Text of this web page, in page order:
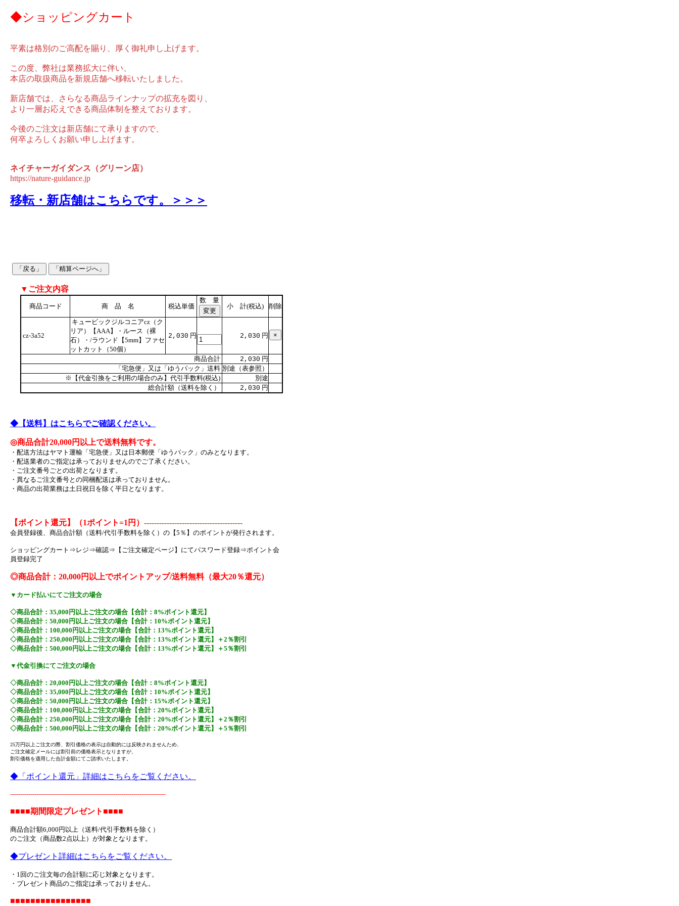
◆ショッピングカート
平素は格別のご高配を賜り、厚く御礼申し上げます。
この度、弊社は業務拡大に伴い、
本店の取扱商品を新規店舗へ移転いたしました。
新店舗では、さらなる商品ラインナップの拡充を図り、
より一層お応えできる商品体制を整えております。
今後のご注文は新店舗にて承りますので、
何卒よろしくお願い申し上げます。
ネイチャーガイダンス（グリーン店）
https://nature-guidance.jp
移転・新店舗はこちらです。＞＞＞
▼ご注文内容
商品コード 商 品 名 税込単価
数 量
小 計(税込)
削除
cz-3a52
キュービックジルコニアcz（ク
リア）【AAA】・ルース（裸
石）・/ラウンド【5mm】ファセ
ットカット（50個）
2,030 円 2,030 円
商品合計 2,030 円
「宅急便」又は「ゆうパック」送料 別途（表参照）
※【代金引換をご利用の場合のみ】代引手数料(税込)
別途
総合計額（送料を除く）
2,030 円
◆【送料】はこちらでご確認ください。
◎商品合計20,000円以上で送料無料です。
・配送方法はヤマト運輸「宅急便」又は日本郵便「ゆうパック」のみとなります。
・配送業者のご指定は承っておりませんのでご了承ください。
・ご注文番号ごとの出荷となります。
・異なるご注文番号との同梱配送は承っておりません。
・商品の出荷業務は土日祝日を除く平日となります。
【ポイント還元】（1ポイント=1円） ---------------------------------------
会員登録後、商品合計額（送料/代引手数料を除く）の【5％】のポイントが発行されます。
ショッピングカート⇒レジ⇒確認⇒【ご注文確定ページ】にてパスワード登録⇒ポイント会
員登録完了
◎商品合計：20,000円以上でポイントアップ/送料無料（最大20％還元）
▼カード払いにてご注文の場合
◇商品合計：35,000円以上ご注文の場合【合計：8%ポイント還元】
◇商品合計：50,000円以上ご注文の場合【合計：10%ポイント還元】
◇商品合計：100,000円以上ご注文の場合【合計：13%ポイント還元】
◇商品合計：250,000円以上ご注文の場合【合計：13%ポイント還元】＋2％割引
◇商品合計：500,000円以上ご注文の場合【合計：13%ポイント還元】＋5％割引
▼代金引換にてご注文の場合
◇商品合計：20,000円以上ご注文の場合【合計：8%ポイント還元】
◇商品合計：35,000円以上ご注文の場合【合計：10%ポイント還元】
◇商品合計：50,000円以上ご注文の場合【合計：15%ポイント還元】
◇商品合計：100,000円以上ご注文の場合【合計：20%ポイント還元】
◇商品合計：250,000円以上ご注文の場合【合計：20%ポイント還元】＋2％割引
◇商品合計：500,000円以上ご注文の場合【合計：20%ポイント還元】＋5％割引
25万円以上ご注文の際、割引価格の表示は自動的には反映されませんため、
ご注文確定メールには割引前の価格表示となりますが、
割引価格を適用した合計金額にてご請求いたします。
◆「ポイント還元」詳細はこちらをご覧ください。
-----------------------------------------------------------------------------
■■■■期間限定プレゼント■■■■
商品合計額6,000円以上（送料/代引手数料を除く）
のご注文（商品数2点以上）が対象となります。
◆プレゼント詳細はこちらをご覧ください。
・1回のご注文毎の合計額に応じ対象となります。
・プレゼント商品のご指定は承っておりません。
■■■■■■■■■■■■■■■■